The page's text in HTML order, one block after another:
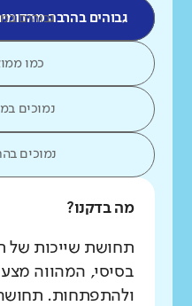
גבוהים בהרבהגבוהים
כמו
נמוכים
נמוכים
מה בדקנו?
תחושת שייכות של
בסיסי, המהווה
ולהתפתחות.